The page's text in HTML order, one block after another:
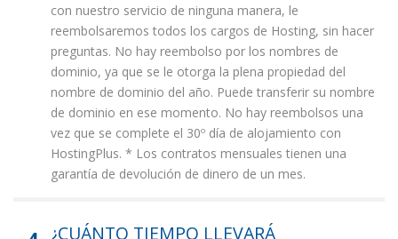
con nuestro servicio de ninguna manera, le
reembolsaremos todos los cargos de Hosting, sin hacer
preguntas. No hay reembolso por los nombres de
dominio, ya que se le otorga la plena propiedad del
nombre de dominio del año. Puede transferir su nombre
de dominio en ese momento. No hay reembolsos una
vez que se complete el 30º día de alojamiento con
HostingPlus. * Los contratos mensuales tienen una
garantía de devolución de dinero de un mes.
¿CUÁNTO TIEMPO LLEVARÁ